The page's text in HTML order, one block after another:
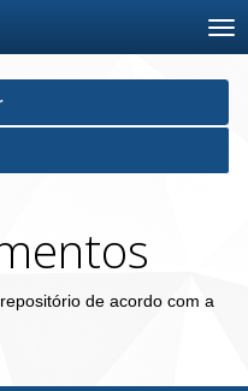
de acordo com a